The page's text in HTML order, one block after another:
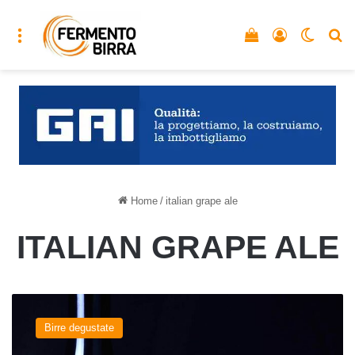
Menu Accedi
Vedi il carrello
Home / italian grape ale
ITALIAN GRAPE ALE
birrificio
Birre degustate